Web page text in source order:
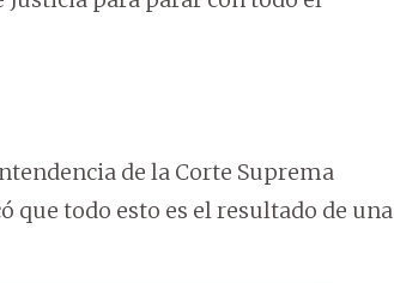
de la Corte Suprema
que todo esto es el resultado de una